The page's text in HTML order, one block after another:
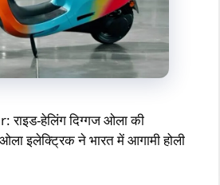
हेलिंग दिग्गज ओला की
इलेक्ट्रिक ने भारत में आगामी होली